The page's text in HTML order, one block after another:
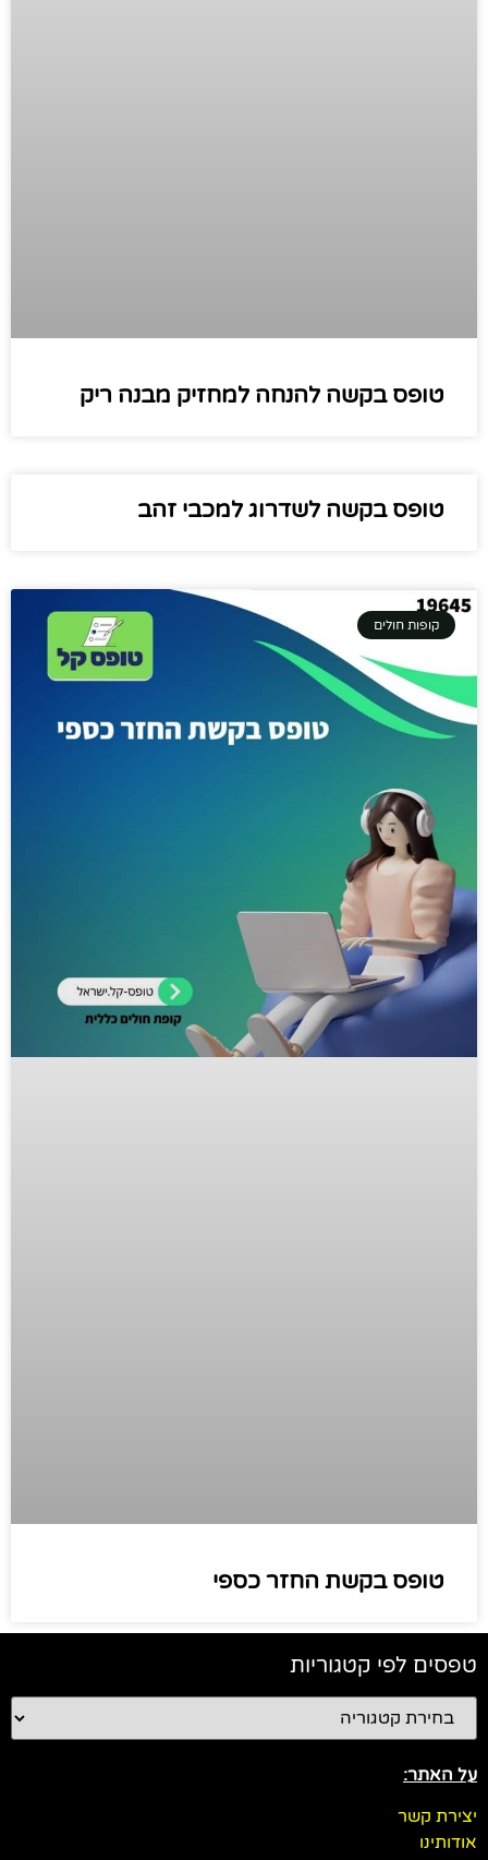
טופס בקשה להנחה למחזיק מבנה ריק
טופס בקשה לשדרוג למכבי זהב
קופות חולים
טופס בקשת החזר כספי
טפסים לפי קטגוריות
על האתר:
יצירת קשר
אודותינו